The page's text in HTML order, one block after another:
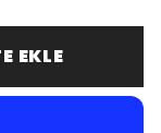
EKLE